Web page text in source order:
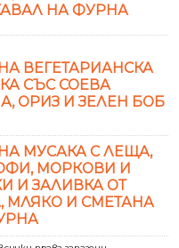
НА ФУРНА
ВЕГЕТАРИАНСКА
СЪС СОЕВА
ОРИЗ И ЗЕЛЕН БОБ
МУСАКА С ЛЕЩА,
МОРКОВИ И
И ЗАЛИВКА ОТ
МЛЯКО И СМЕТАНА